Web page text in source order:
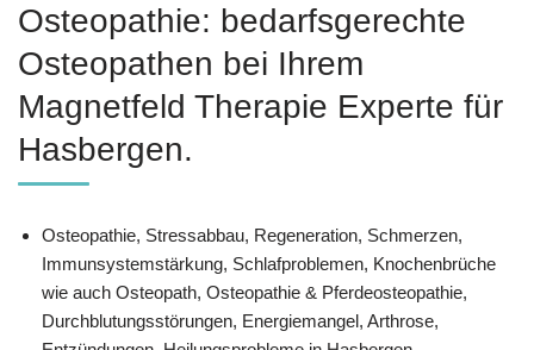
Osteopathie: bedarfsgerechte
Osteopathen bei Ihrem
Magnetfeld Therapie Experte für
Hasbergen.
Osteopathie, Stressabbau, Regeneration, Schmerzen,
Immunsystemstärkung, Schlafproblemen, Knochenbrüche
wie auch Osteopath, Osteopathie & Pferdeosteopathie,
Durchblutungsstörungen, Energiemangel, Arthrose,